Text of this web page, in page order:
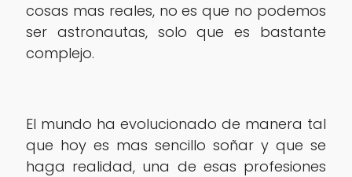
cosas mas reales, no es que no podemos
ser astronautas, solo que es bastante
complejo.
El mundo ha evolucionado de manera tal
que hoy es mas sencillo soñar y que se
haga realidad, una de esas profesiones